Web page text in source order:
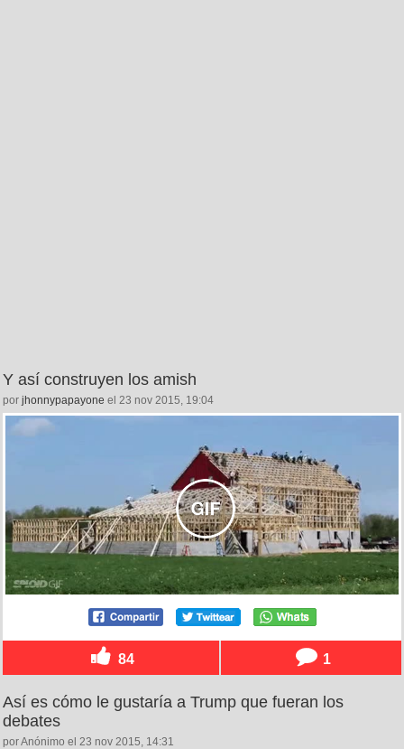
Y así construyen los amish
por jhonnypapayone el 23 nov 2015, 19:04
84 1
Así es cómo le gustaría a Trump que fueran los
debates
por Anónimo el 23 nov 2015, 14:31